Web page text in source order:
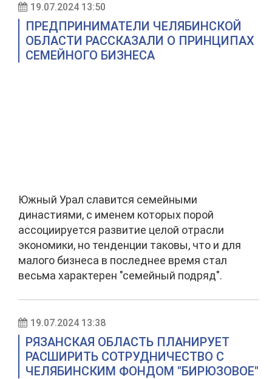
19.07.2024 13:50
ПРЕДПРИНИМАТЕЛИ ЧЕЛЯБИНСКОЙ
ОБЛАСТИ РАССКАЗАЛИ О ПРИНЦИПАХ
СЕМЕЙНОГО БИЗНЕСА
Южный Урал славится семейными
династиями, с именем которых порой
ассоциируется развитие целой отрасли
экономики, но тенденции таковы, что и для
малого бизнеса в последнее время стал
весьма характерен "семейный подряд".
19.07.2024 13:38
РЯЗАНСКАЯ ОБЛАСТЬ ПЛАНИРУЕТ
РАСШИРИТЬ СОТРУДНИЧЕСТВО С
ЧЕЛЯБИНСКИМ ФОНДОМ "БИРЮЗОВОЕ"